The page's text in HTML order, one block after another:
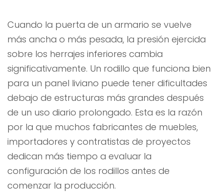
Cuando la puerta de un armario se vuelve
más ancha o más pesada, la presión ejercida
sobre los herrajes inferiores cambia
significativamente. Un rodillo que funciona bien
para un panel liviano puede tener dificultades
debajo de estructuras más grandes después
de un uso diario prolongado. Esta es la razón
por la que muchos fabricantes de muebles,
importadores y contratistas de proyectos
dedican más tiempo a evaluar la
configuración de los rodillos antes de
comenzar la producción.